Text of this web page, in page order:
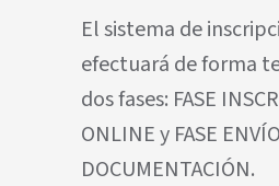
El sistema de
efectuará de forma
dos fases: FASE
ONLINE y FASE
DOCUMENTACIÓN.